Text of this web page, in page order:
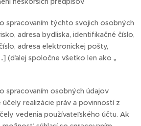
spracovaním týchto svojich osobných
adresa bydliska, identifikačné číslo,
adresa elektronickej pošty,
(ďalej spoločne všetko len ako „
spracovaním osobných údajov
realizácie práv a povinností z
vedenia používateľského účtu. Ak